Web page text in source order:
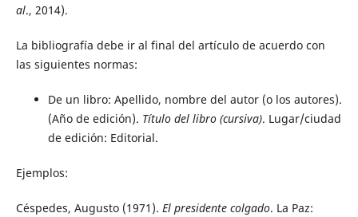
al., 2014).
La bibliografía debe ir al final del artículo de acuerdo con
las siguientes normas:
De un libro: Apellido, nombre del autor (o los autores).
(Año de edición). Título del libro (cursiva). Lugar/ciudad
de edición: Editorial.
Ejemplos:
Céspedes, Augusto (1971). El presidente colgado. La Paz: